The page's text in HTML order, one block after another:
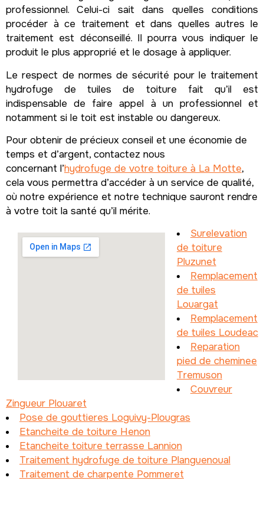
professionnel. Celui-ci sait dans quelles conditions
procéder à ce traitement et dans quelles autres le
traitement est déconseillé. Il pourra vous indiquer le
produit le plus approprié et le dosage à appliquer.
Le respect de normes de sécurité pour le traitement
hydrofuge de tuiles de toiture fait qu’il est
indispensable de faire appel à un professionnel et
notamment si le toit est instable ou dangereux.
Pour obtenir de précieux conseil et une économie de
temps et d’argent, contactez nous
concernant l’hydrofuge de votre toiture à La Motte,
cela vous permettra d’accéder à un service de qualité,
où notre expérience et notre technique sauront rendre
à votre toit la santé qu’il mérite.
Surelevation
de toiture
Pluzunet
Remplacement
de tuiles
Louargat
Remplacement
de tuiles Loudeac
Reparation
pied de cheminee
Tremuson
Couvreur
Zingueur Plouaret
Pose de gouttieres Loguivy-Plougras
Etancheite de toiture Henon
Etancheite toiture terrasse Lannion
Traitement hydrofuge de toiture Planguenoual
Traitement de charpente Pommeret